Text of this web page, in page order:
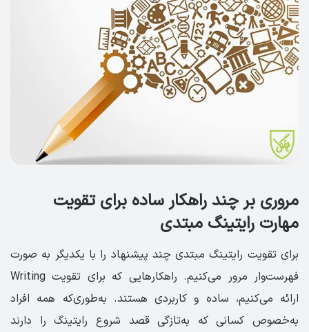
مروری بر چند راهکار ساده برای تقویت
مهارت رایتینگ مبتدی
برای تقویت رایتینگ مبتدی چند پیشنهاد را با یکدیگر به صورت
فهرست‌وار مرور می‌کنیم. راهکارهایی که برای تقویت Writing
ارائه می‌کنیم، ساده و کاربردی هستند. به‌طوری‌که همه افراد
به‌خصوص کسانی که به‌تازگی قصد شروع رایتینگ را دارند